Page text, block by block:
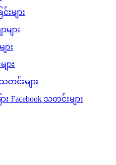
းများ
ျား
ား
ား
င်းများ
း Facebook သတင်းများ